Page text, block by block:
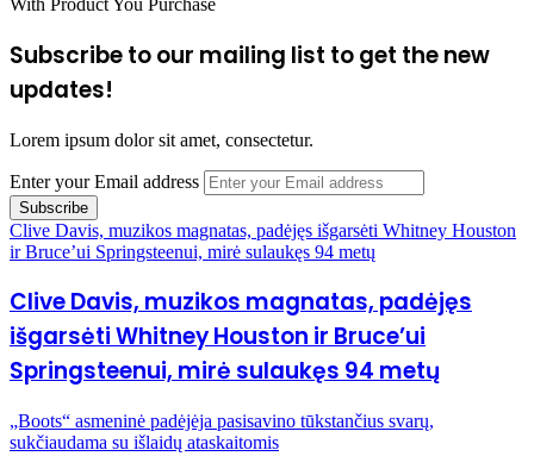
With Product You Purchase
Subscribe to our mailing list to get the new
updates!
Lorem ipsum dolor sit amet, consectetur.
Enter your Email address
Clive Davis, muzikos magnatas, padėjęs išgarsėti Whitney Houston
ir Bruce’ui Springsteenui, mirė sulaukęs 94 metų
Clive Davis, muzikos magnatas, padėjęs
išgarsėti Whitney Houston ir Bruce’ui
Springsteenui, mirė sulaukęs 94 metų
„Boots“ asmeninė padėjėja pasisavino tūkstančius svarų,
sukčiaudama su išlaidų ataskaitomis